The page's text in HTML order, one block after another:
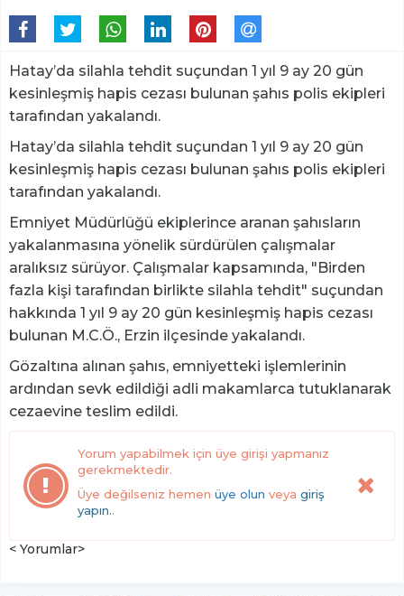
Hatay’da silahla tehdit suçundan 1 yıl 9 ay 20 gün
kesinleşmiş hapis cezası bulunan şahıs polis ekipleri
tarafından yakalandı.
Hatay’da silahla tehdit suçundan 1 yıl 9 ay 20 gün
kesinleşmiş hapis cezası bulunan şahıs polis ekipleri
tarafından yakalandı.
Emniyet Müdürlüğü ekiplerince aranan şahısların
yakalanmasına yönelik sürdürülen çalışmalar
aralıksız sürüyor. Çalışmalar kapsamında, "Birden
fazla kişi tarafından birlikte silahla tehdit" suçundan
hakkında 1 yıl 9 ay 20 gün kesinleşmiş hapis cezası
bulunan M.C.Ö., Erzin ilçesinde yakalandı.
Gözaltına alınan şahıs, emniyetteki işlemlerinin
ardından sevk edildiği adli makamlarca tutuklanarak
cezaevine teslim edildi.
Yorum yapabilmek için üye girişi yapmanız
gerekmektedir.
Üye değilseniz hemen üye olun veya giriş
yapın..
< Yorumlar>